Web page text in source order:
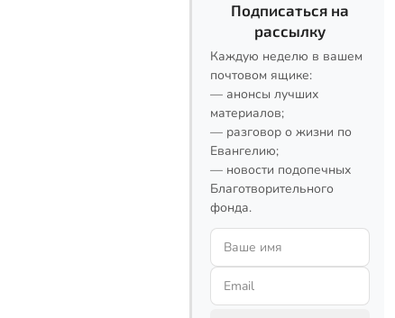
Подписаться на
рассылку
Каждую неделю в вашем
почтовом ящике:
— анонсы лучших
материалов;
— разговор о жизни по
Евангелию;
— новости подопечных
Благотворительного
фонда.